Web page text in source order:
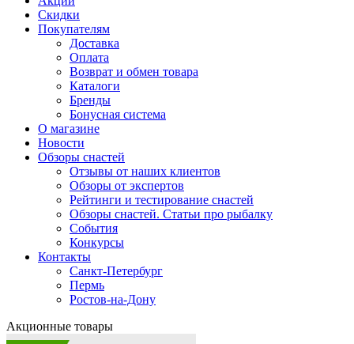
Скидки
Покупателям
Доставка
Оплата
Возврат и обмен товара
Каталоги
Бренды
Бонусная система
О магазине
Новости
Обзоры снастей
Отзывы от наших клиентов
Обзоры от экспертов
Рейтинги и тестирование снастей
Обзоры снастей. Статьи про рыбалку
События
Конкурсы
Контакты
Санкт-Петербург
Пермь
Ростов-на-Дону
Акционные товары